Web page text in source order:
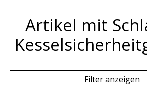
Artikel mit
Filter anzeigen